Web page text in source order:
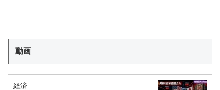
動画
経済